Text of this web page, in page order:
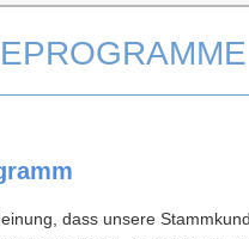
dass unsere